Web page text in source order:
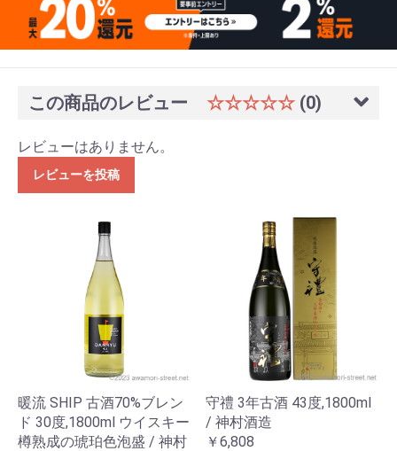
この商品のレビュー ☆☆☆☆☆ (0)
レビューはありません。
レビューを投稿
暖流 SHIP 古酒70%ブレン
ド 30度,1800ml ウイスキー
樽熟成の琥珀色泡盛 / 神村
守禮 3年古酒 43度,1800ml
/ 神村酒造
￥6,808